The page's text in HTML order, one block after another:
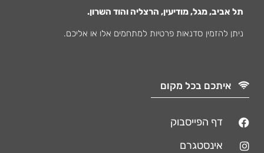
תל אביב, מגל, מודיעין, הרצליה והוד השרון.
ניתן להזמין סדנאות פרטיות למתחמים אלו או אליכם.
איתכם בכל מקום
דף הפייסבוק
אינסטגרם